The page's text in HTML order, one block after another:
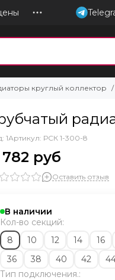
круглый коллектор
1Артикул: РСК 1-300-8
руб
Оставить отзыв
В наличии
Кол-во секций:
8
10 12 14
16
36
38 40 42
Тип подключения.: